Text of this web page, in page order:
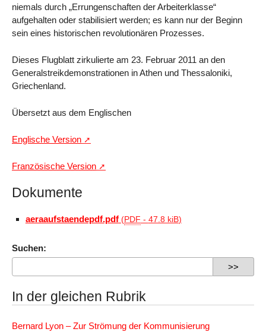
niemals durch „Errungenschaften der Arbeiterklasse“
aufgehalten oder stabilisiert werden; es kann nur der Beginn
sein eines historischen revolutionären Prozesses.
Dieses Flugblatt zirkulierte am 23. Februar 2011 an den
Generalstreikdemonstrationen in Athen und Thessaloniki,
Griechenland.
Übersetzt aus dem Englischen
Englische Version
Französische Version
Dokumente
aeraaufstaendepdf.pdf (PDF - 47.8 kiB)
Suchen:
In der gleichen Rubrik
Bernard Lyon – Zur Strömung der Kommunisierung